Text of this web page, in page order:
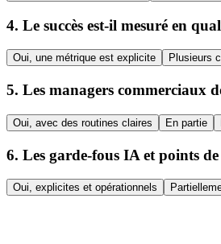
4. Le succès est-il mesuré en
Oui, une métrique est explicite Plusieurs
5. Les managers commerciaux
Oui, avec des routines claires En partie
6. Les garde-fous IA et points
Oui, explicites et opérationnels